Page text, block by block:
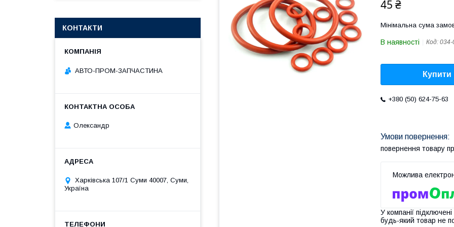
45 ₴
Мінімальна сума
В наявності Код: 034-
Купити
+380 (50) 624-75-63
повернення товару
У компанії
будь-який товар не
КОНТАКТИ
АВТО-ПРОМ-ЗАПЧАСТИНА
Олександр
Харківська 107/1 Суми 40007, Суми,
Україна